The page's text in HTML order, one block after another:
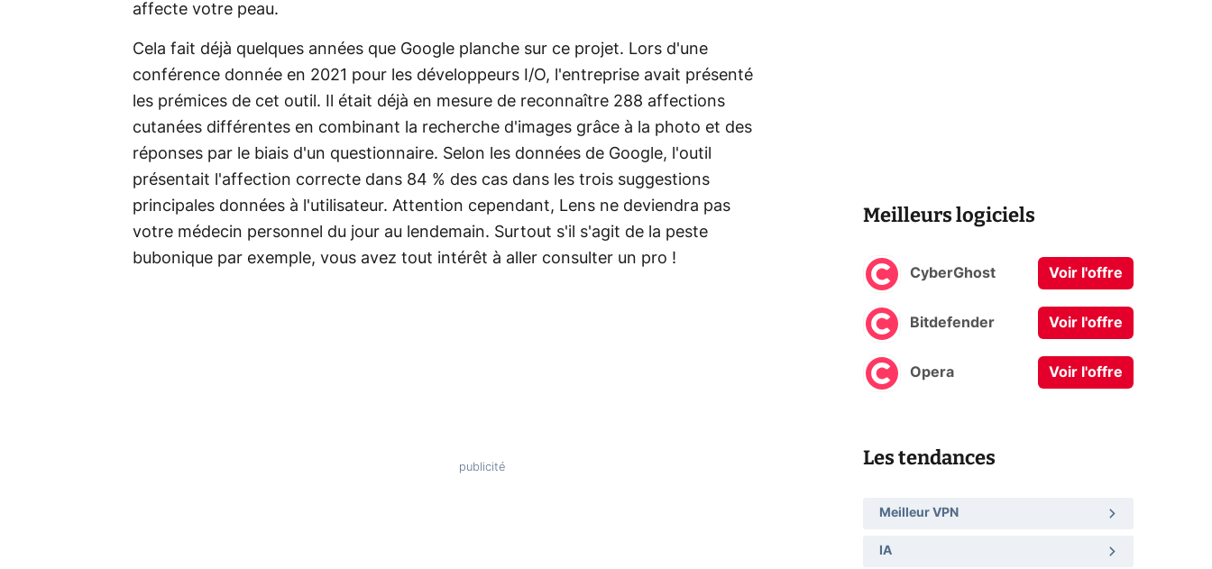
affecte votre peau.
Cela fait déjà quelques années que Google planche sur ce projet. Lors d'une
conférence donnée en 2021 pour les développeurs I/O, l'entreprise avait présenté
les prémices de cet outil. Il était déjà en mesure de reconnaître 288 affections
cutanées différentes en combinant la recherche d'images grâce à la photo et des
réponses par le biais d'un questionnaire. Selon les données de Google, l'outil
présentait l'affection correcte dans 84 % des cas dans les trois suggestions
principales données à l'utilisateur. Attention cependant, Lens ne deviendra pas
votre médecin personnel du jour au lendemain. Surtout s'il s'agit de la peste
bubonique par exemple, vous avez tout intérêt à aller consulter un pro !
Meilleurs logiciels
CyberGhost Voir l'offre
Bitdefender Voir l'offre
Opera Voir l'offre
Les tendances
Meilleur VPN
IA